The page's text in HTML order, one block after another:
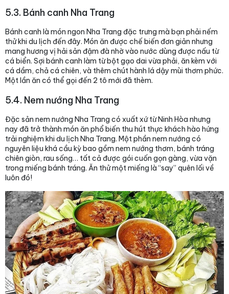
5.3. Bánh canh Nha Trang
Bánh canh là món ngon Nha Trang đặc trưng mà bạn phải nếm
thử khi du lịch đến đây. Món ăn được chế biến đơn giản nhưng
mang hương vị hải sản đậm đà nhờ vào nước dùng được nấu từ
cá biển. Sợi bánh canh làm từ bột gạo dai vừa phải, ăn kèm với
cá dầm, chả cá chiên, và thêm chút hành lá dậy mùi thơm phức.
Một lần ăn có thể gọi đến 2 tô mới đã thèm.
5.4. Nem nướng Nha Trang
Đặc sản nem nướng Nha Trang có xuất xứ từ Ninh Hòa nhưng
nay đã trở thành món ăn phổ biến thu hút thực khách hào hứng
trải nghiệm khi du lịch Nha Trang. Một phần nem nướng có
nguyên liệu khá cầu kỳ bao gồm nem nướng thơm, bánh tráng
chiên giòn, rau sống… tất cả được gói cuốn gọn gàng, vừa vặn
trong miếng bánh tráng. Ăn thử một miếng là “say” quên lối về
luôn đó!